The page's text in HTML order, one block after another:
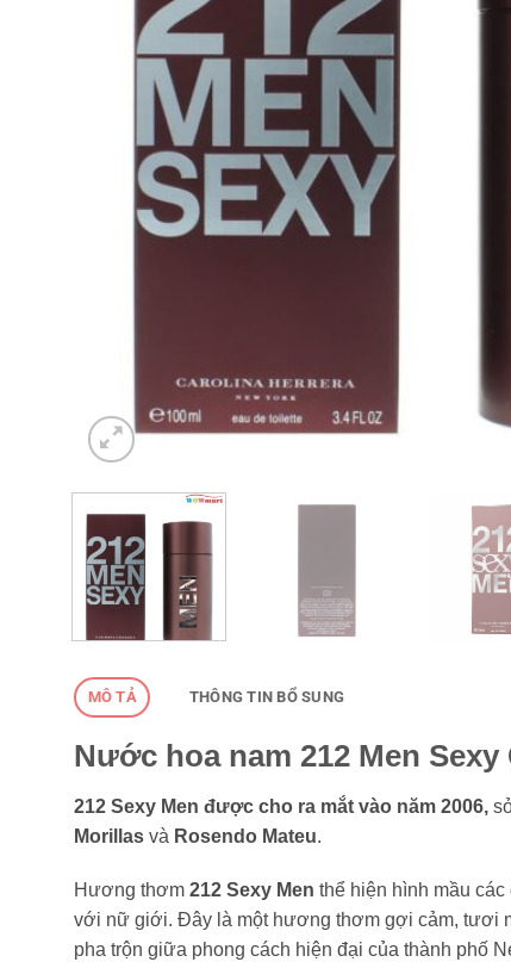
MÔ TẢ THÔNG TIN BỔ SUNG
Nước hoa nam 212 Men Sexy
212 Sexy Men được cho ra mắt vào năm 2006,
Morillas và Rosendo Mateu.
Hương thơm 212 Sexy Men thể hiện hình mầu
với nữ giới. Đây là một hương thơm gợi cảm, tươi
pha trộn giữa phong cách hiện đại của thành phố